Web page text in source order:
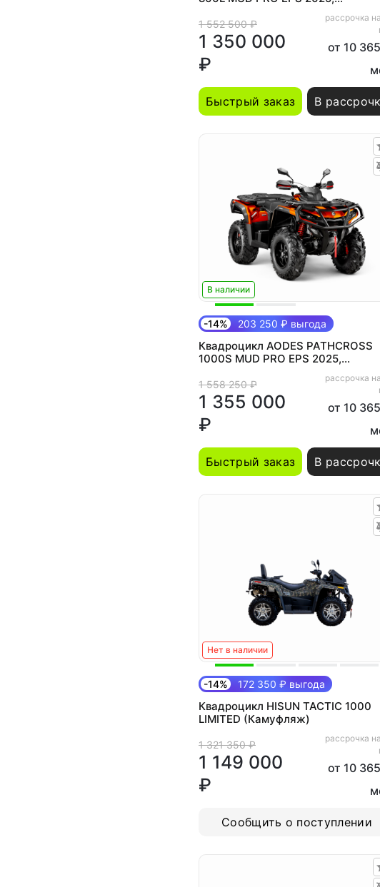
1 552 500 ₽
1 350 000
₽
рассрочка
от 10
Быстрый заказ В
В наличии
-14% 203 250 ₽ выгода
Квадроцикл AODES PATHCROSS
1000S MUD PRO EPS 2025,
1 558 250 ₽
1 355 000
₽
рассрочка
от 10
Быстрый заказ В
Нет в наличии
-14% 172 350 ₽ выгода
Квадроцикл HISUN TACTIC 1000
LIMITED (Камуфляж)
1 321 350 ₽
1 149 000
₽
рассрочка
от 10
Сообщить о поступлении